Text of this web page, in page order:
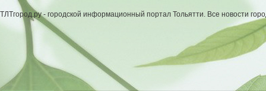
ТЛТгород.ру - городской информационный портал Тольятти. Все новости